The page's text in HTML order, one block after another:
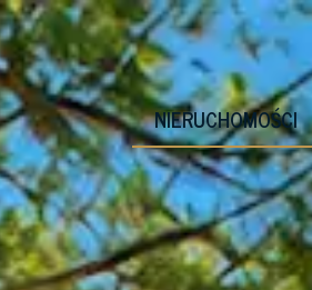
NIERUCHOMOŚCI